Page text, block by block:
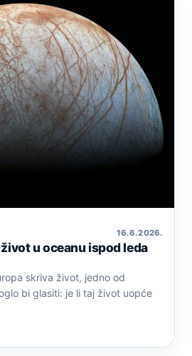
16. 6. 2026.
u oceanu ispod leda
skriva život, jedno od
bi glasiti: je li taj život uopće